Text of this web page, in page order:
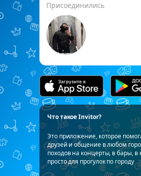
Присоединились
Что такое Invitor?
Это приложение, которое
друзей и общение в любом
походов на концерты, в бары, в
просто для прогулок по городу